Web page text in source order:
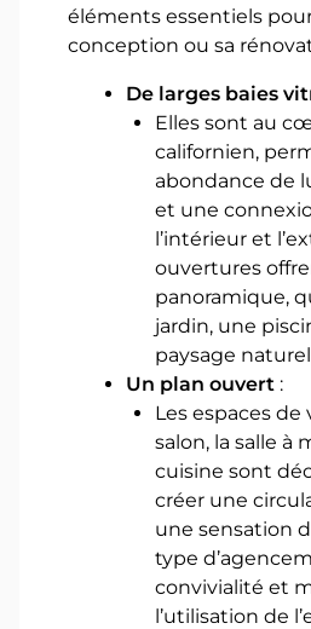
éléments essentiels
conception ou sa
De larges baies
Elles sont au
californien,
abondance de
et une
l’intérieur et
ouvertures
panoramique,
jardin, une
paysage
Un plan ouvert :
Les espaces
salon, la salle à
cuisine sont
créer une
une sensation
type
convivialité et
l’utilisation de